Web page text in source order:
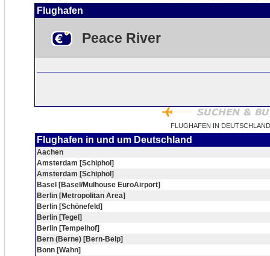
Flughafen
Peace River
FLUGHAFEN IN
Flughafen in und um Deutschland
Aachen
Amsterdam [Schiphol]
Amsterdam [Schiphol]
Basel [Basel/Mulhouse EuroAirport]
Berlin [Metropolitan Area]
Berlin [Schönefeld]
Berlin [Tegel]
Berlin [Tempelhof]
Bern (Berne) [Bern-Belp]
Bonn [Wahn]